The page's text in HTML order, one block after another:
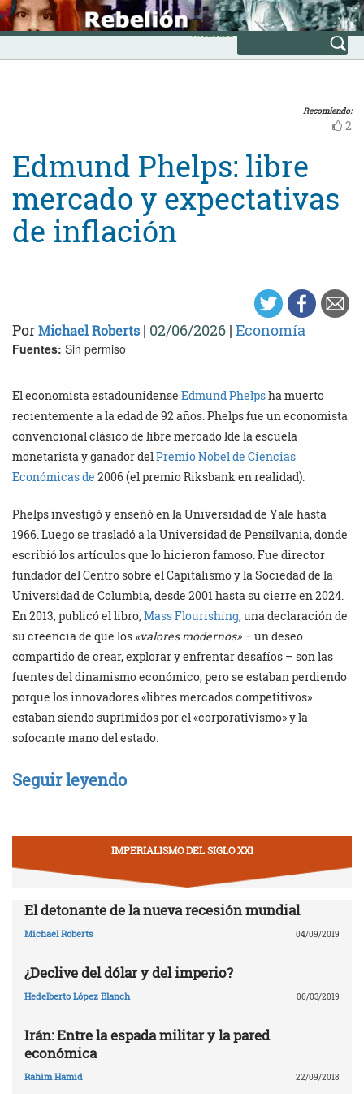
Skip
to
content
INICIO
Avanzada
Recomiendo:
2
Edmund Phelps: libre
mercado y expectativas
de inflación
PorMichael Roberts | 02/06/2026 | Economía
Fuentes: Sin permiso
El economista estadounidense Edmund Phelpsha muerto
recientemente a la edad de 92 años. Phelps fue un economista
convencional clásico de libre mercado lde la escuela
monetarista y ganador delPremio Nobel de Ciencias
Económicas de 2006 (el premio Riksbank en realidad).
Phelps investigó y enseñó en la Universidad de Yale hasta
1966. Luego se trasladó a la Universidad de Pensilvania, donde
escribió los artículos que lo hicieron famoso. Fue director
fundador del Centro sobre el Capitalismo y la Sociedad de la
Universidad de Columbia, desde 2001 hasta su cierre en 2024.
En 2013, publicó el libro,Mass Flourishing, una declaración de
su creencia de que los «valores modernos»– un deseo
compartido de crear, explorar y enfrentar desafíos – son las
fuentes del dinamismo económico, pero se estaban perdiendo
porque los innovadores «libres mercados competitivos»
estaban siendo suprimidos por el «corporativismo» y la
sofocante mano del estado.
Seguir leyendo
IMPERIALISMO DEL SIGLO XXI
El detonante de la nueva recesión mundial
Michael Roberts 04/09/2019
¿Declive del dólar y del imperio?
Hedelberto López Blanch 06/03/2019
Irán: Entre la espada militar y la pared
económica
Rahim Hamid 22/09/2018